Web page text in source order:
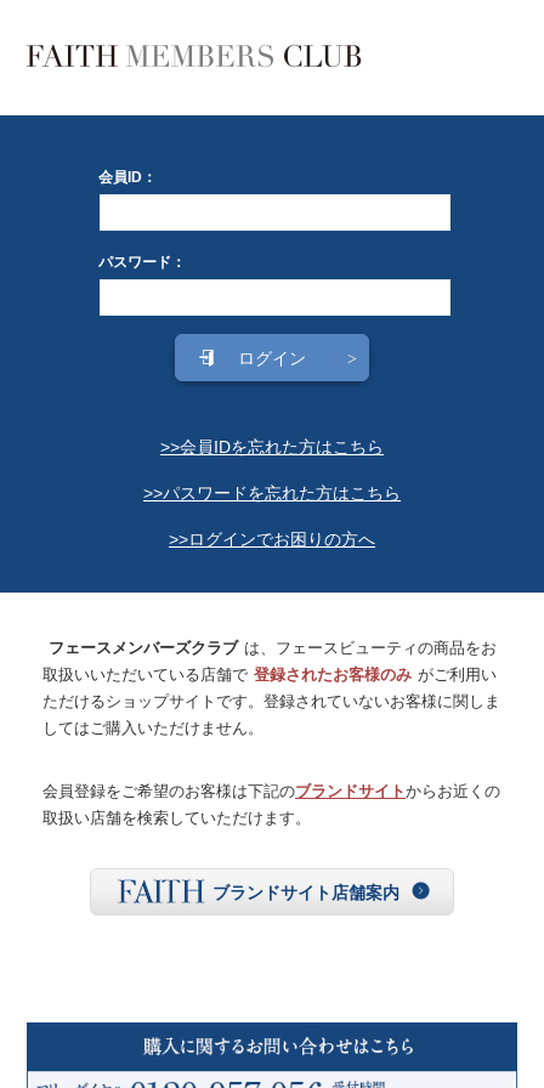
フェースメンバーズクラブ は、フェースビューティの商品をお
取扱いいただいている店舗で 登録されたお客様のみ がご利用い
ただけるショップサイトです。登録されていないお客様に関しま
してはご購入いただけません。
会員登録をご希望のお客様は下記のブランドサイトからお近くの
取扱い店舗を検索していただけます。
ブランドサイト店舗案内
会員ID：
パスワード：
>>会員IDを忘れた方はこちら
>>パスワードを忘れた方はこちら
>>ログインでお困りの方へ